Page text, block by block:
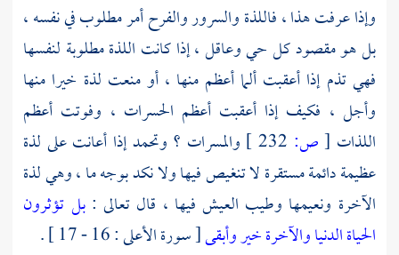
وإذا عرفت هذا ، فاللذة والسرور والفرح أمر مطلوب في نفسه ،
بل هو مقصود كل حي وعاقل ، إذا كانت اللذة مطلوبة لنفسها
فهي تذم إذا أعقبت ألما أعظم منها ، أو منعت لذة خيرا منها
وأجل ، فكيف إذا أعقبت أعظم الحسرات ، وفوتت أعظم
اللذات [ص:
والمسرات ؟ وتحمد إذا أعانت على لذة
عظيمة دائمة مستقرة لا تنغيص فيها ولا نكد بوجه ما ، وهي لذة
الآخرة ونعيمها وطيب العيش فيها ، قال تعالى :بل تؤثرون
الحياة الدنياوالآخرة خير وأبقى[ سورة الأعلى : 16 - 17 ] .